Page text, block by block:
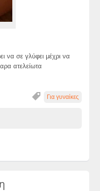
να σε γλύφει μέχρι να
ατελείωτα
Για γυναίκες